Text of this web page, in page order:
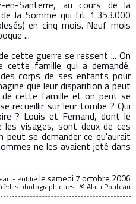
Santerre, au cours de la
la Somme qui fit 1.353.000
en cinq mois. Neuf mois
...
cette guerre se ressent ... On
cette famille qui a demandé,
corps de ses enfants pour
que leur disparition a peut
cette famille et on peut se
recueillir sur leur tombe ? Qui
? Louis et Fernand, dont le
visages, sont deux de ces
se demander ce qu'aurait
ne les avaient jeté dans
- Publiéle samedi 7 octobre 2006
photographiques : © Alain Pouteau